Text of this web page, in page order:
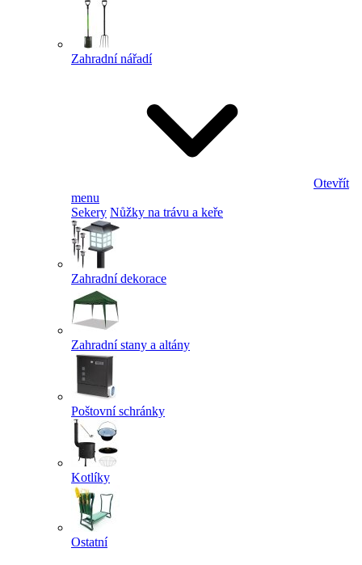
Zahradní nářadí
Otevřít
menu
Sekery Nůžky na trávu a keře
Zahradní dekorace
Zahradní stany a altány
Poštovní schránky
Kotlíky
Ostatní